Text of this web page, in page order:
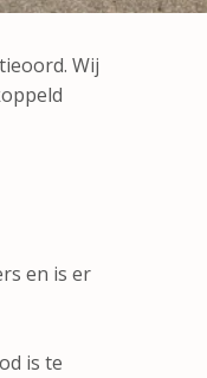
Wij
en is er
is te